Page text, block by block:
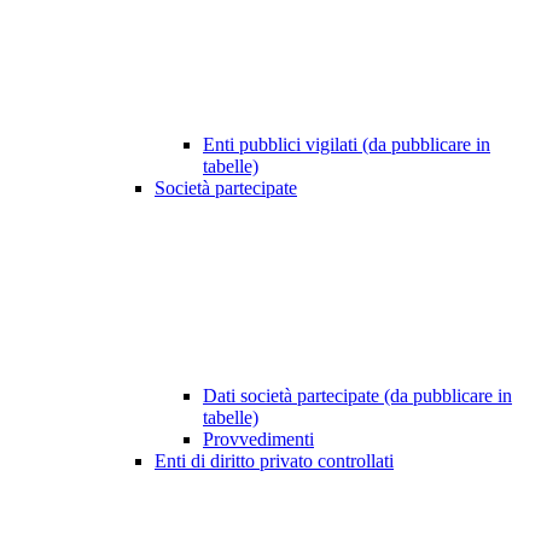
Enti pubblici vigilati (da pubblicare in
tabelle)
Società partecipate
Dati società partecipate (da pubblicare in
tabelle)
Provvedimenti
Enti di diritto privato controllati